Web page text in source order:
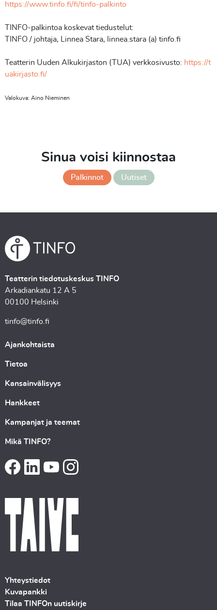
https://www.tinfo.fi/fi/tinfo-palkinto
TINFO-palkintoa koskevat tiedustelut:
TINFO / johtaja, Linnea Stara, linnea.stara (a) tinfo.fi
Teatterin Uuden Alkukirjaston (TUA) verkkosivusto: https://t
uakirjasto.fi/
Valokuva: Aino Nieminen
Sinua voisi kiinnostaa
Palkinnot Uutiset
Teatterin tiedotuskeskus TINFO
Arkadiankatu 12 A 5
00100 Helsinki
tinfo@tinfo.fi
Ajankohtaista
Tietoa
Kansainvälisyys
Hankkeet
Kampanjat ja teemat
Mikä TINFO?
Yhteystiedot
Kuvapankki
Tilaa TINFOn uutiskirje